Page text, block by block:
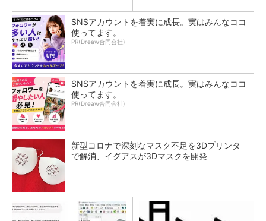
SNSアカウントを着実に成長。実はみんなココ
使ってます。
PR(Dreaw合同会社)
SNSアカウントを着実に成長。実はみんなココ
使ってます。
PR(Dreaw合同会社)
新型コロナで深刻なマスク不足を3Dプリンタ
で解消、イグアスが3Dマスクを開発